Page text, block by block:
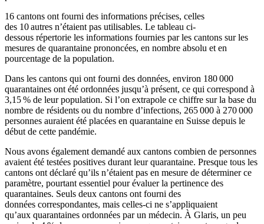
16 cantons ont fourni des informations précises, celles
des 10autres n’étaient pas utilisables. Le tableau ci-
dessous répertorie les informations fournies par les cantons sur les
mesures de quarantaine prononcées, en nombre absolu et en
pourcentage de la population.
Dans les cantons qui ont fourni des données, environ 180 000
quarantaines ont été ordonnées jusqu’à présent, ce qui correspond à
3,15 % de leur population. Si l’on extrapole ce chiffre sur la base du
nombre de résidents ou du nombre d’infections, 265 000 à 270 000
personnes auraient été placées en quarantaine en Suisse depuis le
début de cette pandémie.
Nous avons également demandé aux cantons combien de personnes
avaient été testées positives durant leur quarantaine. Presque tous les
cantons ont déclaré qu’ils n’étaient pas en mesure de déterminer ce
paramètre, pourtant essentiel pour évaluer la pertinence des
quarantaines. Seuls deux cantons ont fourni des
données correspondantes, mais celles-ci ne s’appliquaient
qu’aux quarantaines ordonnées par un médecin. À Glaris, un peu